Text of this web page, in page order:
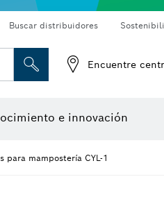
Buscar distribuidores
Encuentre
e innovación
para mampostería CYL-1